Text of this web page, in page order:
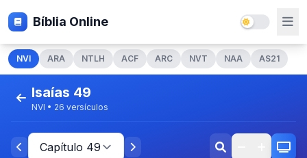
Bíblia Online
NVI ARA NTLH ACF ARC NVT NAA AS21
Isaías 49
NVI • 26 versículos